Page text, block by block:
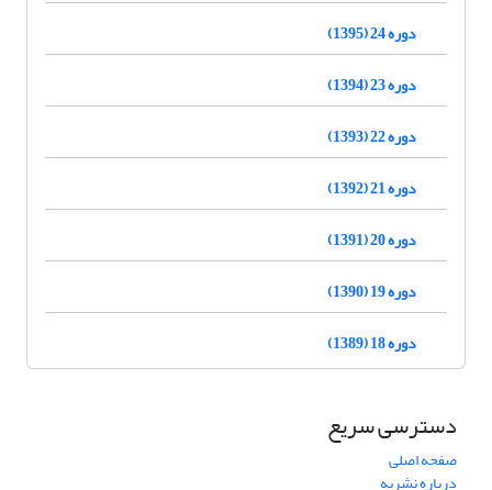
دوره 24 (1395)
دوره 23 (1394)
دوره 22 (1393)
دوره 21 (1392)
دوره 20 (1391)
دوره 19 (1390)
دوره 18 (1389)
دسترسی سریع
صفحه اصلی
درباره نشریه